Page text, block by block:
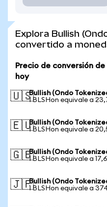
Explora Bullish
convertido a
Precio de conversión de
hoy
🇺🇸Bullish (Ondo
1 BLSHon equivale a
🇪🇺Bullish (Ondo
1 BLSHon equivale a
🇬🇧Bullish (Ondo
1 BLSHon equivale a
🇯🇵Bullish (Ondo
1 BLSHon equivale a